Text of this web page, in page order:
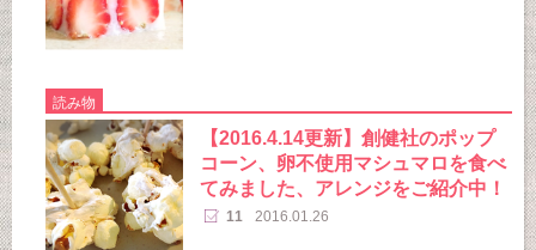
読み物
【2016.4.14更新】創健社のポップ
コーン、卵不使用マシュマロを食べ
てみました、アレンジをご紹介中！
11 2016.01.26